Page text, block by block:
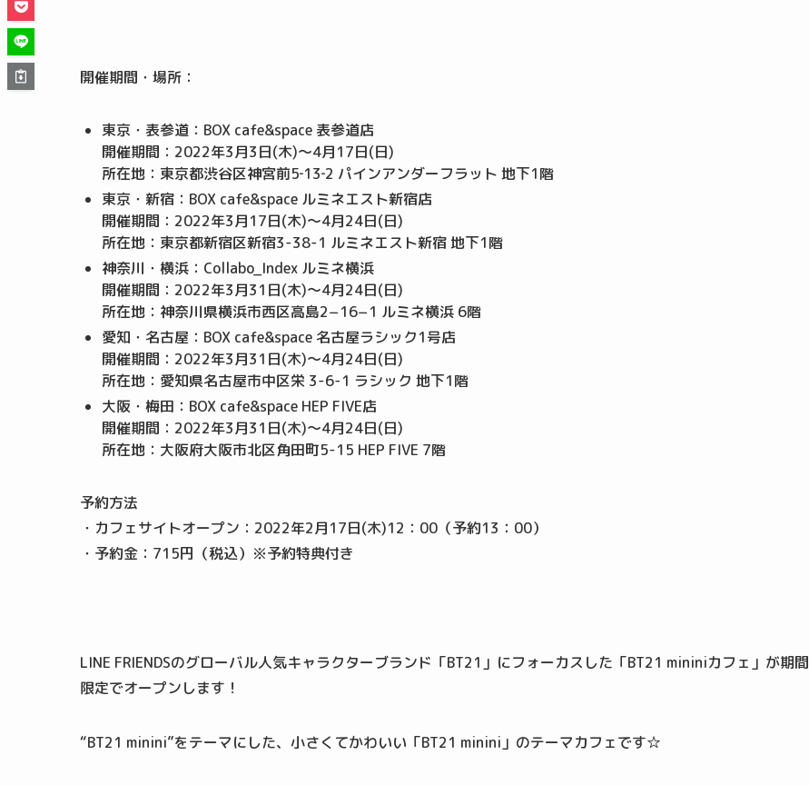
開催期間・場所：
東京・表参道：BOX cafe&space 表参道店
開催期間：2022年3月3日(木)～4月17日(日)
所在地：東京都渋谷区神宮前5‐13‐2 パインアンダーフラット 地下1階
東京・新宿：BOX cafe&space ルミネエスト新宿店
開催期間：2022年3月17日(木)～4月24日(日)
所在地：東京都新宿区新宿3-38-1 ルミネエスト新宿 地下1階
神奈川・横浜：Collabo_Index ルミネ横浜
開催期間：2022年3月31日(木)～4月24日(日)
所在地：神奈川県横浜市西区高島2−16−1 ルミネ横浜 6階
愛知・名古屋：BOX cafe&space 名古屋ラシック1号店
開催期間：2022年3月31日(木)～4月24日(日)
所在地：愛知県名古屋市中区栄 3-6-1 ラシック 地下1階
大阪・梅田：BOX cafe&space HEP FIVE店
開催期間：2022年3月31日(木)～4月24日(日)
所在地：大阪府大阪市北区角田町5-15 HEP FIVE 7階
予約方法
・カフェサイトオープン：2022年2月17日(木)12：00（予約13：00）
・予約金：715円（税込）※予約特典付き
LINE FRIENDSのグローバル人気キャラクターブランド「BT21」にフォーカスした「BT21 mininiカフェ」が期間
限定でオープンします！
“BT21 minini”をテーマにした、小さくてかわいい「BT21 minini」のテーマカフェです☆